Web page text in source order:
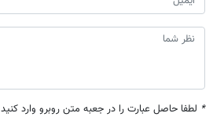
* لطفا حاصل عبارت را در جعبه متن روبرو وارد کنید